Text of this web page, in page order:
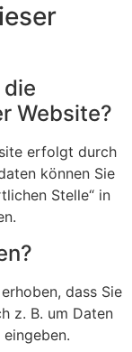
Website?
erfolgt durch
können Sie
Stelle“ in
dass Sie
z. B. um Daten